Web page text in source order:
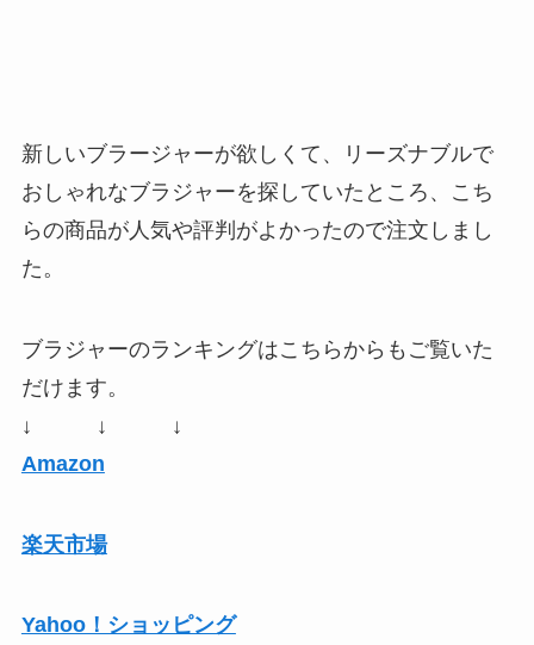
新しいブラージャーが欲しくて、リーズナブルで
おしゃれなブラジャーを探していたところ、こち
らの商品が人気や評判がよかったので注文しまし
た。
ブラジャーのランキングはこちらからもご覧いた
だけます。
↓ ↓ ↓
Amazon
楽天市場
Yahoo！ショッピング